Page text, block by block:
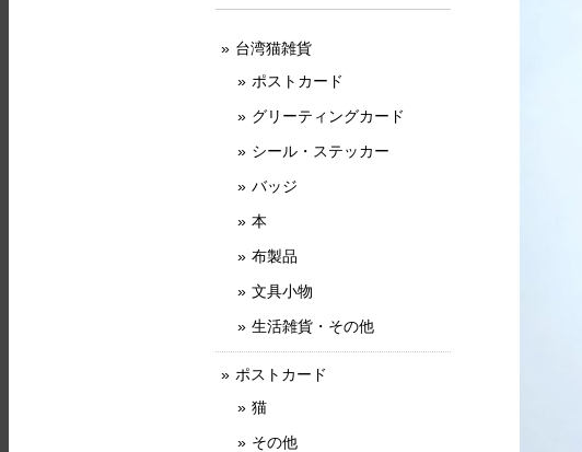
台湾猫雑貨
ポストカード
グリーティングカード
シール・ステッカー
バッジ
本
布製品
文具小物
生活雑貨・その他
ポストカード
猫
その他